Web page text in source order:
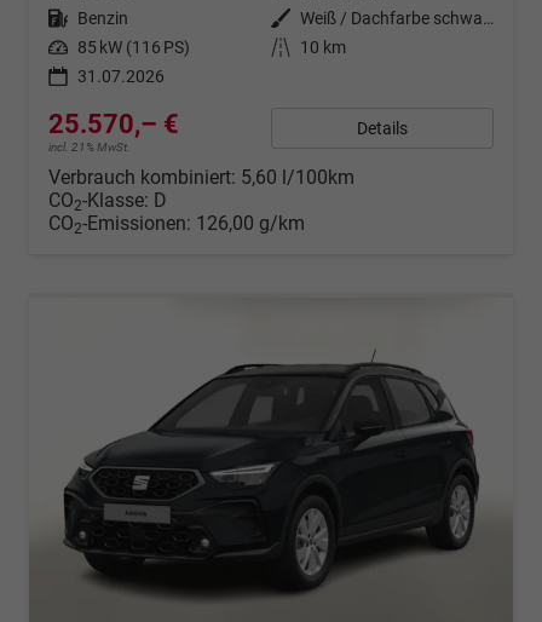
Kraftstoff Benzin Außenfarbe
Weiß / Dachfarbe schwarz
Leistung 85 kW (116 PS) Kilometerstand
10 km
31.07.2026
25.570,– €
incl. 21% MwSt.
Details
Verbrauch kombiniert: 5,60 l/100km
CO2-Klasse: D
CO2-Emissionen: 126,00 g/km